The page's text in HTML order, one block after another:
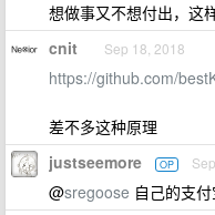
想做事又不想付出，这
cnit Sep 18, 2018
https://github.com/
差不多这种原理
justseemore OP
@sregoose 自己的支付